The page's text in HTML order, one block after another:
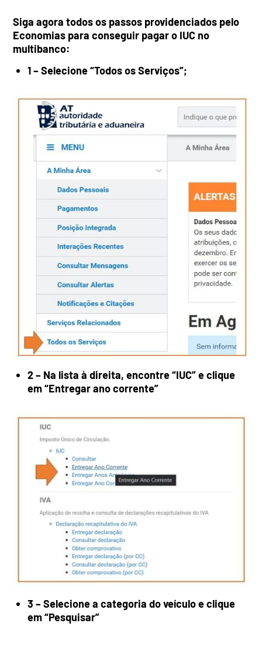
Siga agora todos os passos providenciados pelo
Economias para conseguir pagar o IUC no
multibanco:
1 – Selecione “Todos os Serviços”;
2 – Na lista à direita, encontre “IUC” e clique
em “Entregar ano corrente”
3 – Selecione a categoria do veículo e clique
em “Pesquisar”